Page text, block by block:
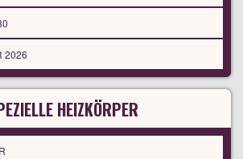
2026
HEIZKÖRPER